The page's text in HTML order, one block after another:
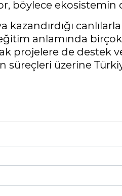
böylece
anlamında
projelere de destek
süreçleri üzerine